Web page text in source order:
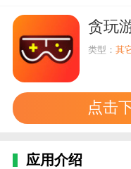
贪玩
类型：其
点击
应用介绍